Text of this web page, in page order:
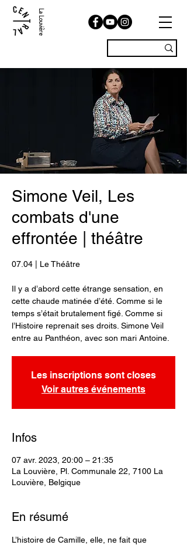
La Louvière
Simone Veil, Les
combats d'une
effrontée | théâtre
07.04 | Le Théâtre
Il y a d’abord cette étrange sensation, en
cette chaude matinée d’été. Comme si le
temps s’était brutalement figé. Comme si
l’Histoire reprenait ses droits. Simone Veil
entre au Panthéon, avec son mari Antoine.
Les inscriptions sont closes
Voir autres événements
Infos
07 avr. 2023, 20:00 – 21:35
La Louvière, Pl. Communale 22, 7100 La
Louvière, Belgique
En résumé
L’histoire de Camille, elle, ne fait que